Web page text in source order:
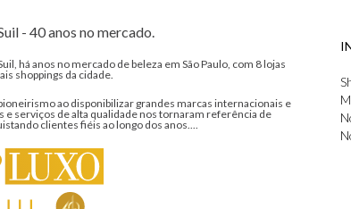
- 40 anos no mercado.
há anos no mercado de beleza em São Paulo, com 8 lojas
shoppings da cidade.
ao disponibilizar grandes marcas internacionais e
e serviços de alta qualidade nos tornaram referência de
clientes fiéis ao longo dos anos....